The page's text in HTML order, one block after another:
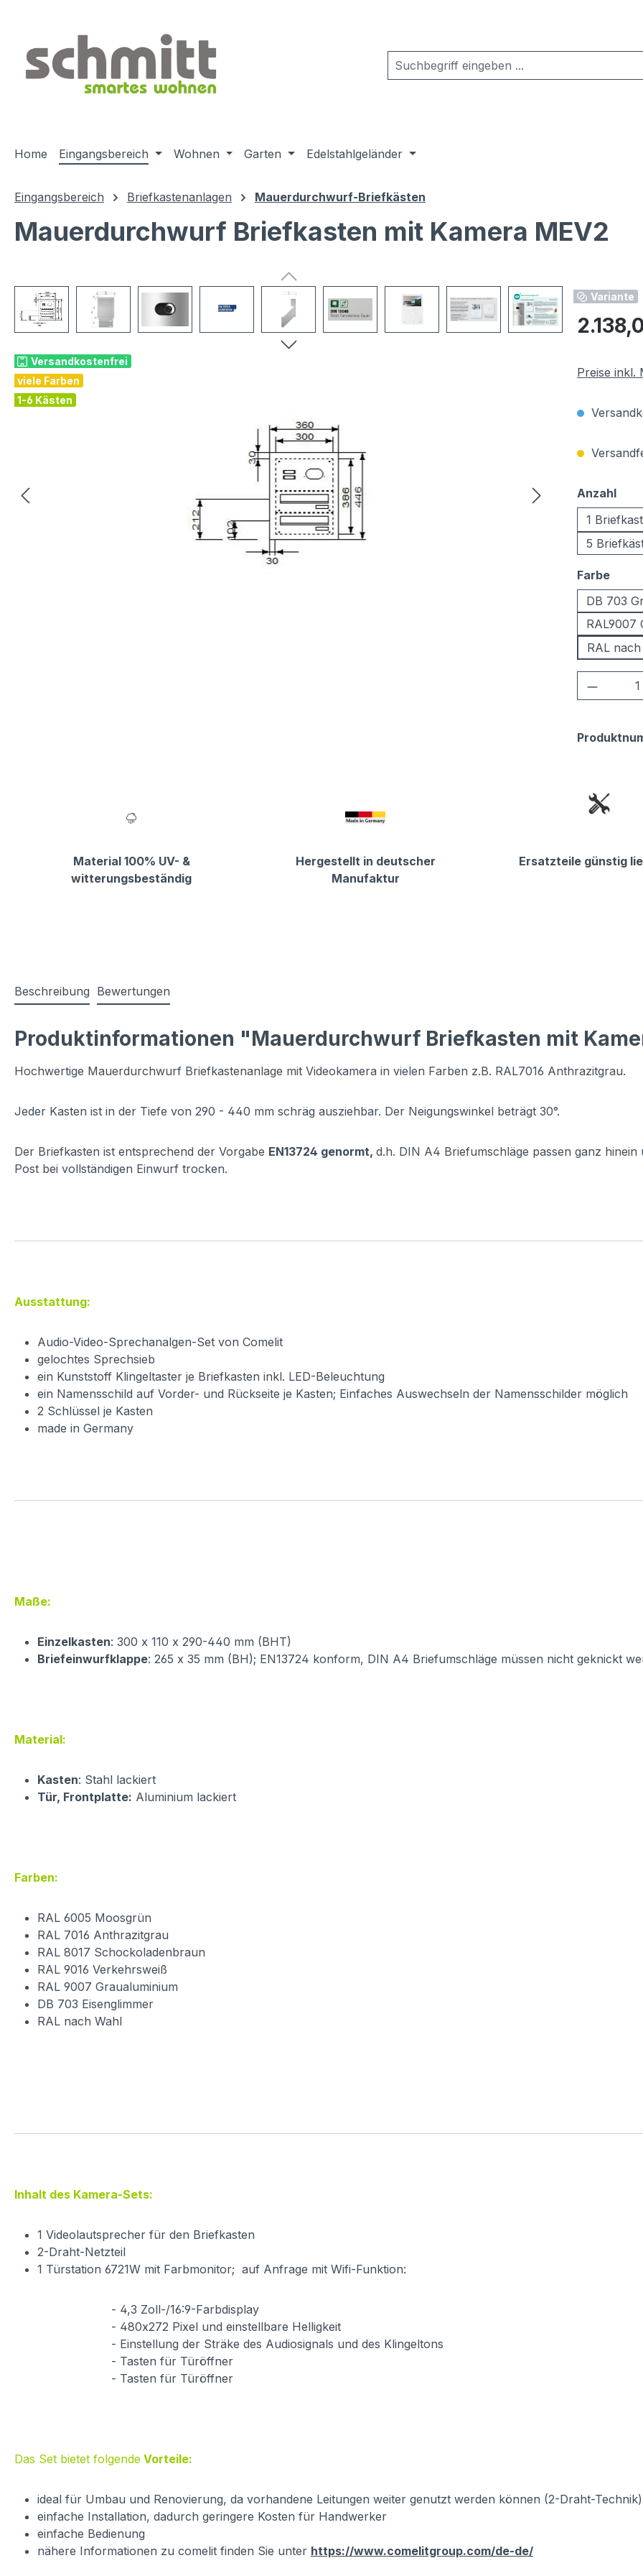
Home Eingangsbereich Wohnen Garten Edelstahlgeländer
Eingangsbereich Briefkastenanlagen Mauerdurchwurf-Briefkästen
Mauerdurchwurf Briefkasten mit Kamera MEV2
Versandkostenfrei
viele Farben
1-6 Kästen
Variante
Regulärer
Preise inkl.
Anzahl
1
5
Farbe
DB 703
RAL9007
RAL
Material 100% UV- &
witterungsbeständig
Hergestellt in deutscher
Manufaktur
Ersatzteile günstig
Beschreibung Bewertungen
Produktinformationen "Mauerdurchwurf Briefkasten mit
Hochwertige Mauerdurchwurf Briefkastenanlage mit Videokamera in vielen Farben z.B. RAL7016 Anthrazitgrau.
Jeder Kasten ist in der Tiefe von 290 - 440 mm schräg ausziehbar. Der Neigungswinkel beträgt 30°.
Der Briefkasten ist entsprechend der Vorgabe EN13724 genormt, d.h. DIN A4 Briefumschläge passen ganz
Post bei vollständigen Einwurf trocken.
Ausstattung:
Audio-Video-Sprechanalgen-Set von Comelit
gelochtes Sprechsieb
ein Kunststoff Klingeltaster je Briefkasten inkl. LED-Beleuchtung
ein Namensschild auf Vorder- und Rückseite je Kasten; Einfaches Auswechseln der Namensschilder möglich
2 Schlüssel je Kasten
made in Germany
Maße:
Einzelkasten: 300 x 110 x 290-440 mm (BHT)
Briefeinwurfklappe: 265 x 35 mm (BH); EN13724 konform, DIN A4 Briefumschläge müssen nicht geknickt
Material:
Kasten: Stahl lackiert
Tür, Frontplatte: Aluminium lackiert
Farben:
RAL 6005 Moosgrün
RAL 7016 Anthrazitgrau
RAL 8017 Schockoladenbraun
RAL 9016 Verkehrsweiß
RAL 9007 Graualuminium
DB 703 Eisenglimmer
RAL nach Wahl
Inhalt des Kamera-Sets:
1 Videolautsprecher für den Briefkasten
2-Draht-Netzteil
1 Türstation 6721W mit Farbmonitor; auf Anfrage mit Wifi-Funktion:
- 4,3 Zoll-/16:9-Farbdisplay
- 480x272 Pixel und einstellbare Helligkeit
- Einstellung der Sträke des Audiosignals und des Klingeltons
- Tasten für Türöffner
- Tasten für Türöffner
Das Set bietet folgende Vorteile:
ideal für Umbau und Renovierung, da vorhandene Leitungen weiter genutzt werden können (2-Draht-Technik)
einfache Installation, dadurch geringere Kosten für Handwerker
einfache Bedienung
nähere Informationen zu comelit finden Sie unter https://www.comelitgroup.com/de-de/